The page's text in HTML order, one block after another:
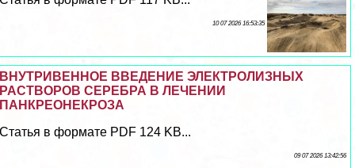
10 07 2026 16:53:35
ВНУТРИВЕННОЕ ВВЕДЕНИЕ ЭЛЕКТРОЛИЗНЫХ
РАСТВОРОВ СЕРЕБРА В ЛЕЧЕНИИ
ПАНКРЕОНЕКРОЗА
Статья в формате PDF 124 KB...
09 07 2026 13:42:56